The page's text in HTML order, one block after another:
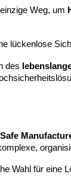
Weg, um
lückenlose
des
Wahl für eine